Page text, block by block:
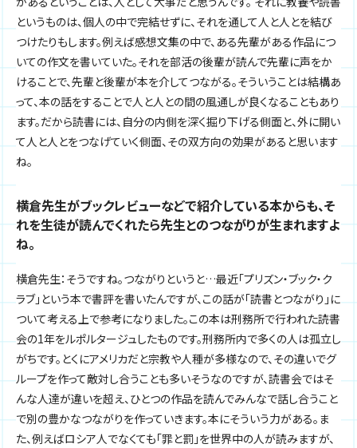
というものは、個人の中で完結せずに、それを通して人と人とを結び
つけたりもします。例えば感想文集の中で、ある先輩がある作品につ
いての作文を書いていた。それを部活の後輩が読んで先輩に声をか
けることで、先輩と後輩が本を介してつながる。そういうことは結構あ
って、本の話をすることで人と人との間の風通しが良くなることもあり
ます。だから読書には、自分の内側を深く掘り下げる側面と、外に開い
て人と人とをつなげていく側面、その双方向の効果があると思います
ね。
横倉先生がブックレビューなどで紹介している本からも、そ
れを生徒が読んでくれたら先生とのつながりが生まれますよ
ね。
横倉先生：そうですね。つながりというと…最近「プリズン・ブック・ク
ラブ」という本で書評を書いたんですが、この話が「読書とつながり」に
ついて考える上で参考になりました。この本は刑務所で行われた読書
会の1年をルポルタージュしたものです。刑務所内で多くの人は孤立し
がちです。とくにアメリカだと宗教や人種が多様なので、その違いでグ
ループを作って敵対し合うことも多いそうなのですが、読書会ではそ
んな人達が違いを超え、ひとつの作品を読んでみんなで話し合うこと
で別の豊かなつながりを作っていきます。本にそういう力がある。ま
た、例えばロシア人でなくても「罪と罰」を世界中の人が読みますが、